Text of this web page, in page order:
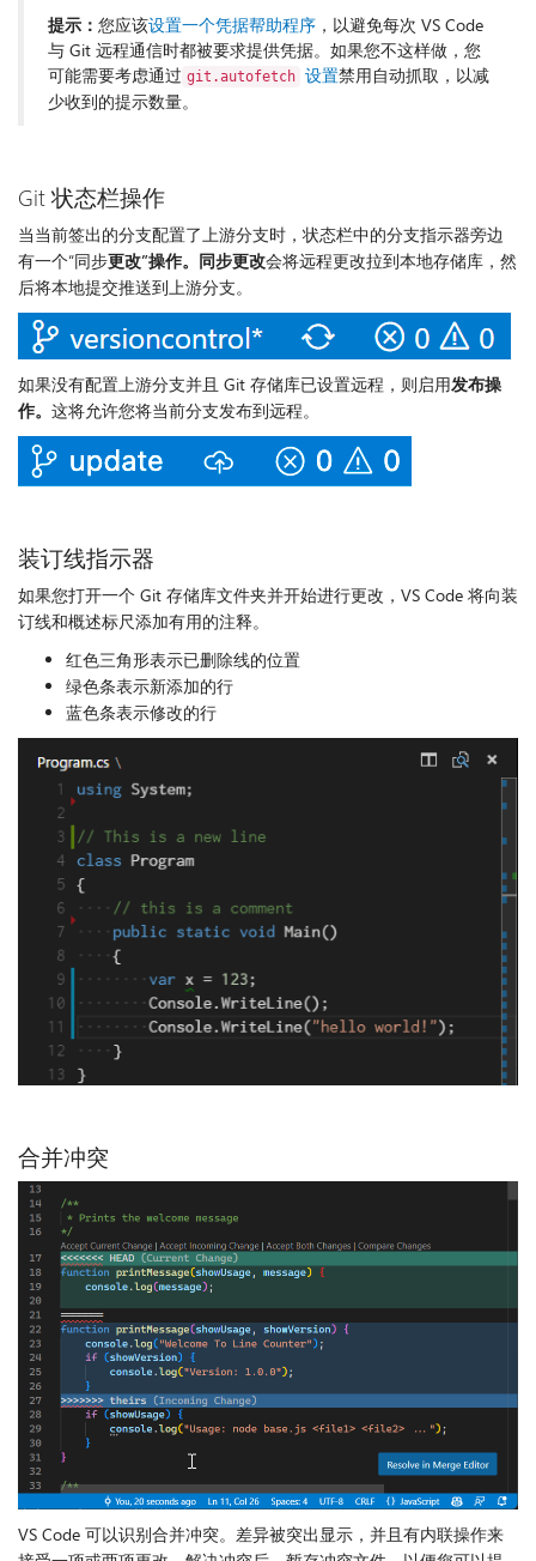
提示： 您应该设置一个凭据帮助程序 ，以避免每次 VS Code
与 Git 远程通信时都被要求提供凭据。如果您不这样做，您
可能需要考虑通过 git.autofetch 设置禁用自动抓取，以减
少收到的提示数量。
Git 状态栏操作
当当前签出的分支配置了上游分支时，状态栏中的分支指示器旁边
有一个“同步更改”操作。 同步更改会将远程更改拉到本地存储库，然
后将本地提交推送到上游分支。
如果没有配置上游分支并且 Git 存储库已设置远程，则启用发布操
作。 这将允许您将当前分支发布到远程。
装订线指示器
如果您打开一个 Git 存储库文件夹并开始进行更改，VS Code 将向装
订线和概述标尺添加有用的注释。
红色三角形表示已删除线的位置
绿色条表示新添加的行
蓝色条表示修改的行
合并冲突
VS Code 可以识别合并冲突。差异被突出显示，并且有内联操作来